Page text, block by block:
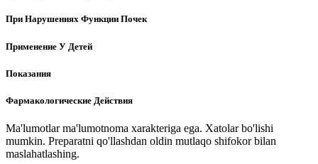
При Нарушениях Функции Почек
Применение У Детей
Показания
Фармакологические Действия
Ma'lumotlar ma'lumotnoma xarakteriga ega. Xatolar bo'lishi
mumkin. Preparatni qo'llashdan oldin mutlaqo shifokor bilan
maslahatlashing.